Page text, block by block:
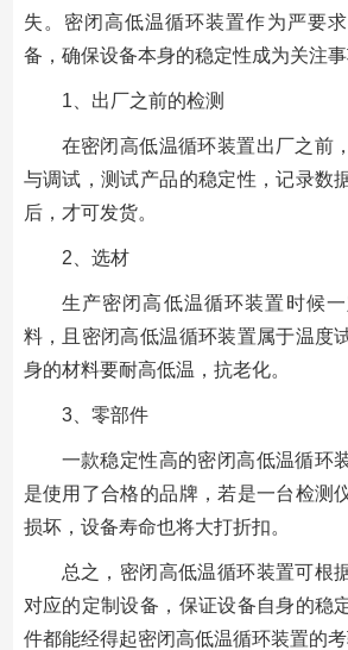
失。密闭高低温循环装置作为严要
备，确保设备本身的稳定性成为关注事
1、出厂之前的检测
在密闭高低温循环装置出厂之前
与调试，测试产品的稳定性，记录数
后，才可发货。
2、选材
生产密闭高低温循环装置时候
料，且密闭高低温循环装置属于温度
身的材料要耐高低温，抗老化。
3、零部件
一款稳定性高的密闭高低温循环
是使用了合格的品牌，若是一台检测
损坏，设备寿命也将大打折扣。
总之，密闭高低温循环装置可根
对应的定制设备，保证设备自身的稳
件都能经得起密闭高低温循环装置的考